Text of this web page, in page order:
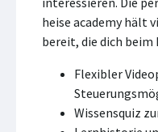
heise academy hält
bereit, die dich
Flexibler
Wissensquiz